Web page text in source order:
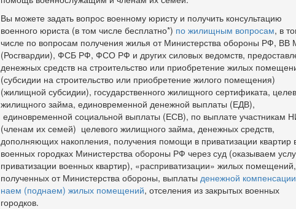
Вы можете задать вопрос военному юристу и получить консультацию
военного юриста (в том числе бесплатно*) по жилищным вопросам, в
числе по вопросам получения жилья от Министерства обороны РФ, ВВ
(Росгвардии), ФСБ РФ, ФСО РФ и других силовых ведомств,
денежных средств на строительство или приобретение жилых
(субсидии на строительство или приобретение жилого помещения)
(жилищной субсидии), государственного жилищного сертификата,
жилищного займа, единовременной денежной выплаты (ЕДВ),
единовременной социальной выплаты (ЕСВ), по выплате участникам
(членам их семей) целевого жилищного займа, денежных средств,
дополняющих накопления, получения помощи в приватизации квартир
военных городках Министерства обороны РФ через суд (оказываем
приватизации военных квартир), «расприватизации» жилых помещений,
полученных от Министерства обороны, выплаты денежной
наем (поднаем) жилых помещений, отселения из закрытых военных
городков.